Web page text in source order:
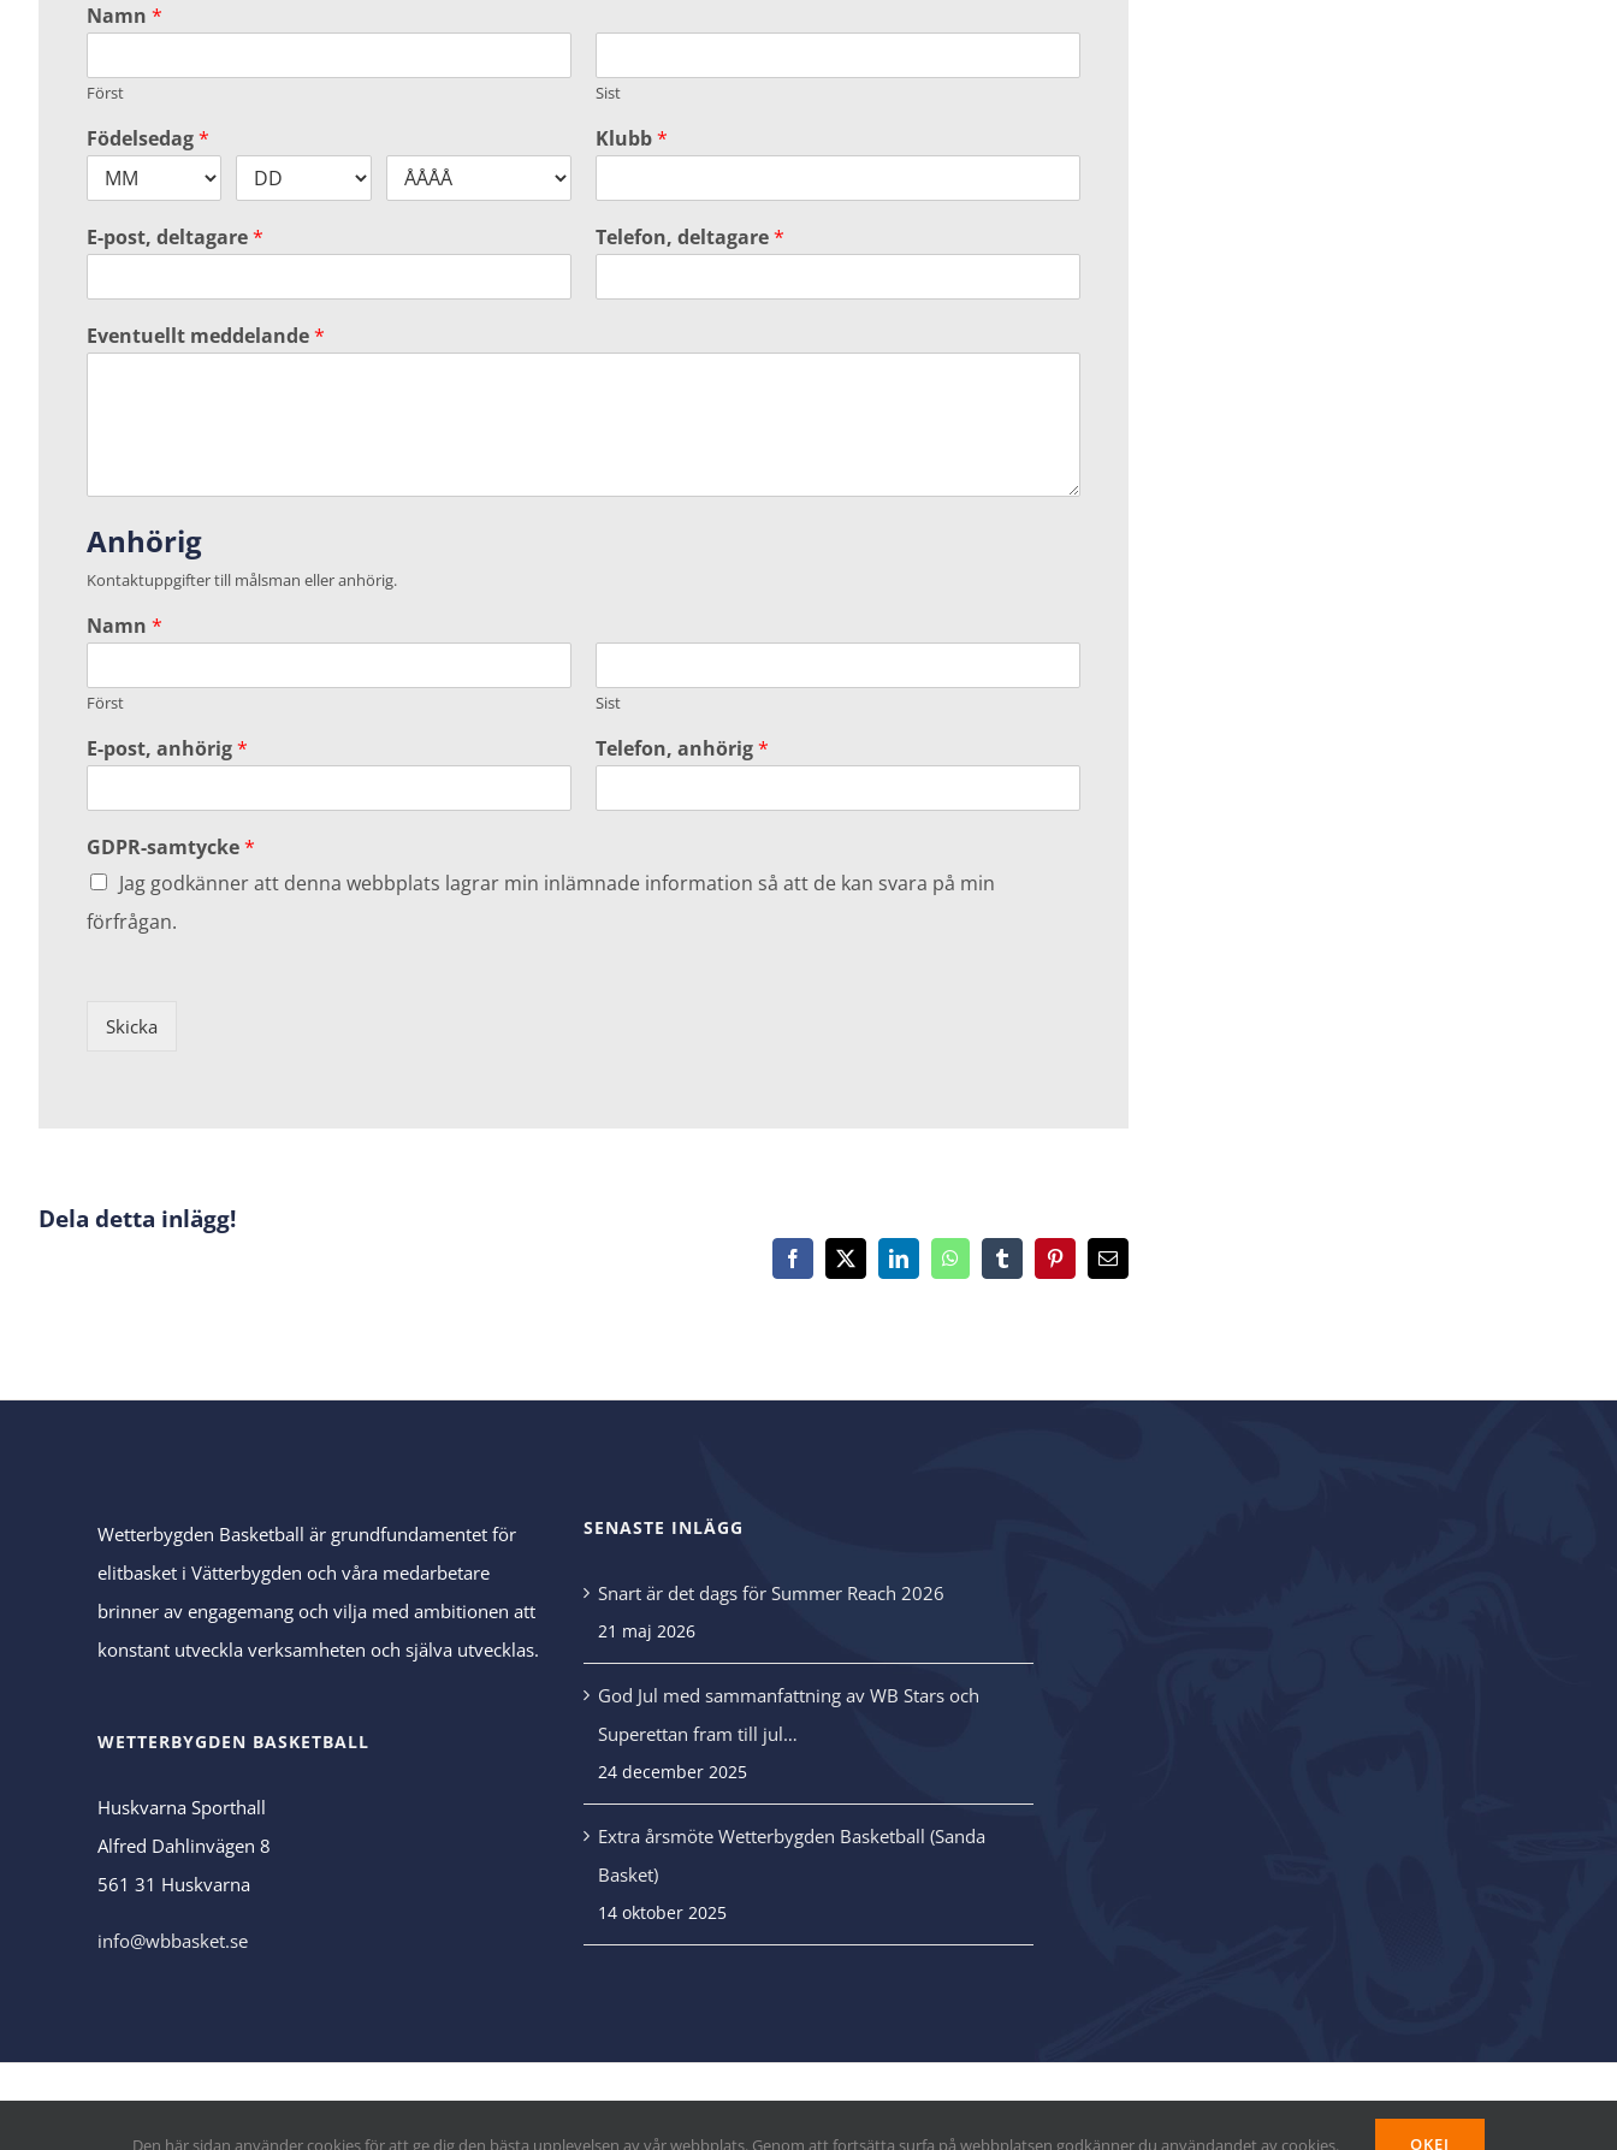
Namn *
Först Sist
Födelsedag* Klubb*
E-post, deltagare* Telefon, deltagare*
Eventuellt meddelande*
Anhörig
Kontaktuppgifter till målsman eller anhörig.
Namn *
Först Sist
E-post, anhörig* Telefon, anhörig*
GDPR-samtycke*
Jag godkänner att denna webbplats lagrar min inlämnade information så att de kan svara på min
förfrågan.
Skicka
Dela detta inlägg!
Facebook
X LinkedInWhatsAppTumblrPinterest
E-
post
Wetterbygden Basketball är grundfundamentet för
elitbasket i Vätterbygden och våra medarbetare
brinner av engagemang och vilja med ambitionen att
konstant utveckla verksamheten och själva utvecklas.
WETTERBYGDEN BASKETBALL
Huskvarna Sporthall
Alfred Dahlinvägen 8
561 31 Huskvarna
info@wbbasket.se
SENASTE INLÄGG
Snart är det dags för Summer Reach 2026
21 maj 2026
God Jul med sammanfattning av WB Stars och
Superettan fram till jul…
24 december 2025
Extra årsmöte Wetterbygden Basketball (Sanda
Basket)
14 oktober 2025
Den här sidan använder cookies för att ge dig den bästa upplevelsen av vår webbplats. Genom att fortsätta surfa på webbplatsen godkänner du användandet av cookies. OKEJ